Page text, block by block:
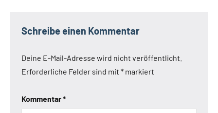
Schreibe einen Kommentar
Deine E-Mail-Adresse wird nicht veröffentlicht.
Erforderliche Felder sind mit * markiert
Kommentar*